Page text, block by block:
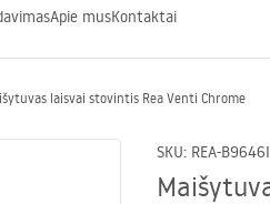
Apie musKontaktai
laisvai stovintis Rea Venti Chrome
SKU: REA-B9646